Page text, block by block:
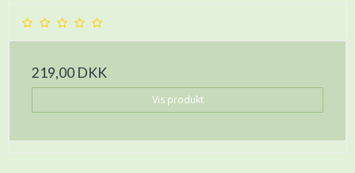
219,00 DKK
Vis produkt